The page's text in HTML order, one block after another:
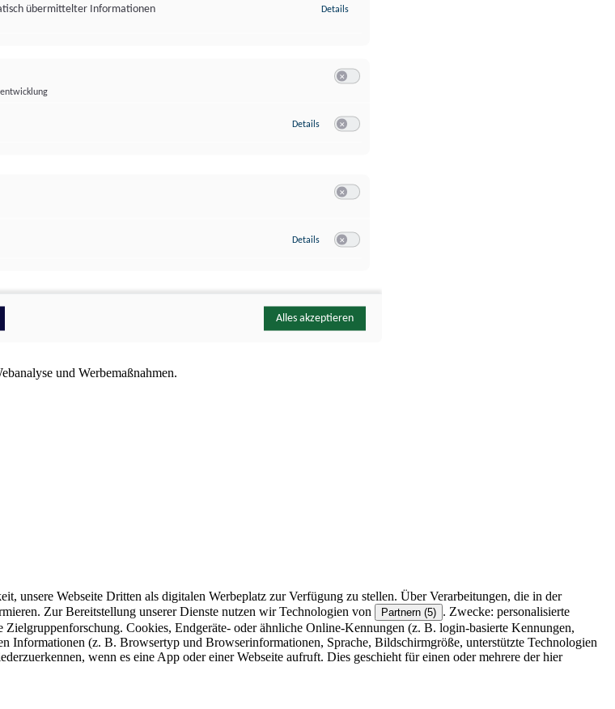
und Werbemaßnahmen.
Webseite Dritten als digitalen Werbeplatz zur Verfügung zu stellen. Über Verarbeitungen, die in der
Zur Bereitstellung unserer Dienste nutzen wir Technologien von Partnern (5) . Zwecke: personalisierte
Cookies, Endgeräte- oder ähnliche Online-Kennungen (z. B. login-basierte Kennungen,
Informationen (z. B. Browsertyp und Browserinformationen, Sprache, Bildschirmgröße, unterstützte Technologien
wenn es eine App oder einer Webseite aufruft. Dies geschieht für einen oder mehrere der hier
übermittelter Informationen Details
Details zu Google Analytics
Details zu YouTube
Alles akzeptieren